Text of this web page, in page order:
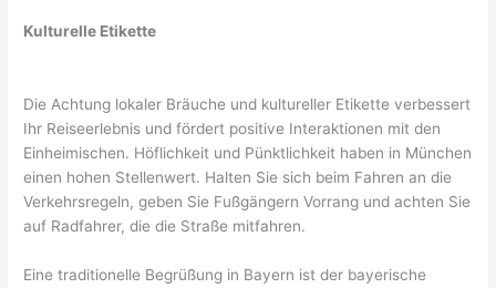
Kulturelle Etikette
Die Achtung lokaler Bräuche und kultureller Etikette verbessert
Ihr Reiseerlebnis und fördert positive Interaktionen mit den
Einheimischen. Höflichkeit und Pünktlichkeit haben in München
einen hohen Stellenwert. Halten Sie sich beim Fahren an die
Verkehrsregeln, geben Sie Fußgängern Vorrang und achten Sie
auf Radfahrer, die die Straße mitfahren.
Eine traditionelle Begrüßung in Bayern ist der bayerische